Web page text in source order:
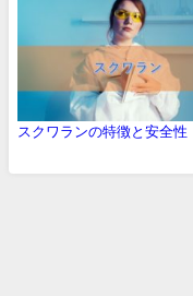
スクワランの特徴と安全性